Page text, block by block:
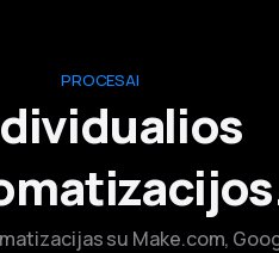
PROCESAI
su Make.com,